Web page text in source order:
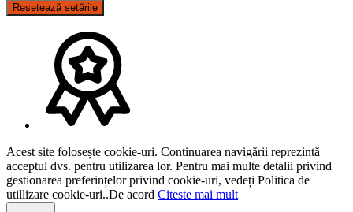
Resetează setările
Acest site folosește cookie-uri. Continuarea navigării reprezintă
acceptul dvs. pentru utilizarea lor. Pentru mai multe detalii privind
gestionarea preferințelor privind cookie-uri, vedeți Politica de
utillizare cookie-uri..De acord Citeste mai mult